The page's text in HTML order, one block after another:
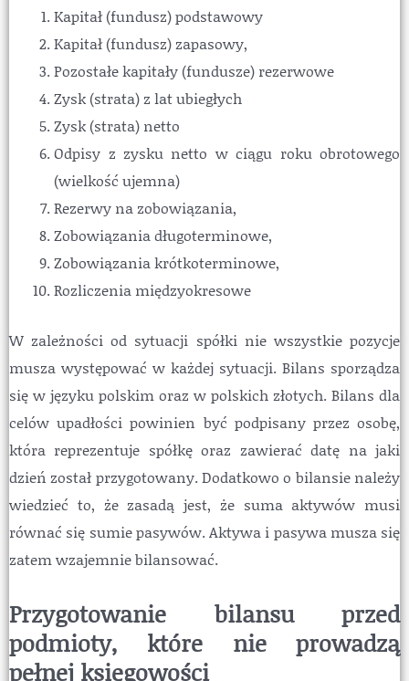
Kapitał (fundusz) podstawowy
Kapitał (fundusz) zapasowy,
Pozostałe kapitały (fundusze) rezerwowe
Zysk (strata) z lat ubiegłych
Zysk (strata) netto
Odpisy z zysku netto w ciągu roku obrotowego
(wielkość ujemna)
Rezerwy na zobowiązania,
Zobowiązania długoterminowe,
Zobowiązania krótkoterminowe,
Rozliczenia międzyokresowe
W zależności od sytuacji spółki nie wszystkie pozycje
musza występować w każdej sytuacji. Bilans sporządza
się w języku polskim oraz w polskich złotych. Bilans dla
celów upadłości powinien być podpisany przez osobę,
która reprezentuje spółkę oraz zawierać datę na jaki
dzień został przygotowany. Dodatkowo o bilansie należy
wiedzieć to, że zasadą jest, że suma aktywów musi
równać się sumie pasywów. Aktywa i pasywa musza się
zatem wzajemnie bilansować.
Przygotowanie bilansu przed
podmioty, które nie prowadzą
pełnej księgowości